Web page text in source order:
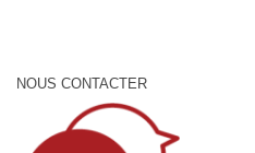
NOUS CONTACTER